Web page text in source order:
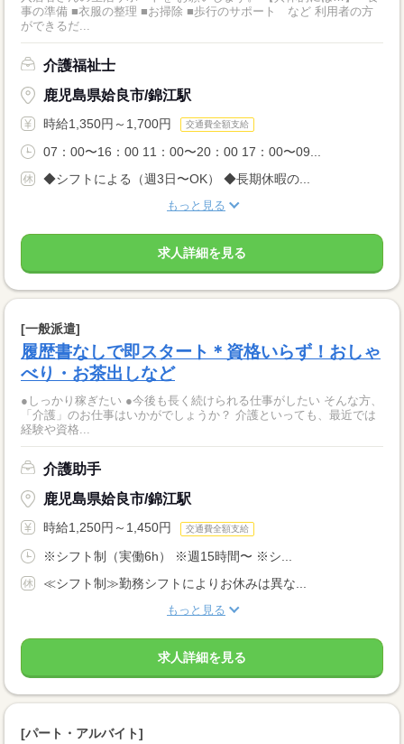
事の準備 ■衣服の整理 ■お掃除 ■歩行のサポート など 利用者の方
ができるだ...
介護福祉士
鹿児島県姶良市/錦江駅
時給1,350円～1,700円 交通費全額支給
07：00〜16：00 11：00〜20：00 17：00〜09...
◆シフトによる（週3日〜OK） ◆長期休暇の...
もっと見る
求人詳細を見る
[一般派遣]
履歴書なしで即スタート＊資格いらず！おしゃ
べり・お茶出しなど
●しっかり稼ぎたい ●今後も長く続けられる仕事がしたい そんな方、
「介護」のお仕事はいかがでしょうか？ 介護といっても、最近では
経験や資格...
介護助手
鹿児島県姶良市/錦江駅
時給1,250円～1,450円 交通費全額支給
※シフト制（実働6h） ※週15時間〜 ※シ...
≪シフト制≫勤務シフトによりお休みは異な...
もっと見る
求人詳細を見る
[パート・アルバイト]